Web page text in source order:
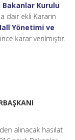
Bakanlar Kurulu
dair ekli Kararın
Yönetimi ve
karar verilmiştir.
alınacak hasılat